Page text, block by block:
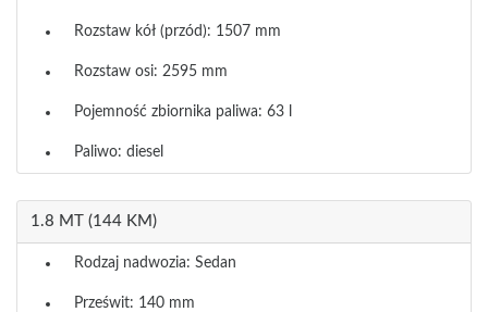
Rozstaw kół (przód): 1507 mm
Rozstaw osi: 2595 mm
Pojemność zbiornika paliwa: 63 l
Paliwo: diesel
1.8 MT (144 KM)
Rodzaj nadwozia: Sedan
Prześwit: 140 mm